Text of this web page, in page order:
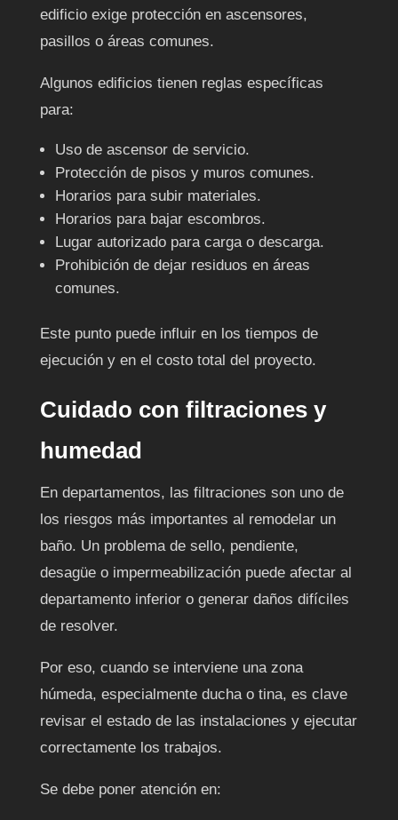
edificio exige protección en ascensores,
pasillos o áreas comunes.
Algunos edificios tienen reglas específicas
para:
Uso de ascensor de servicio.
Protección de pisos y muros comunes.
Horarios para subir materiales.
Horarios para bajar escombros.
Lugar autorizado para carga o descarga.
Prohibición de dejar residuos en áreas
comunes.
Este punto puede influir en los tiempos de
ejecución y en el costo total del proyecto.
Cuidado con filtraciones y
humedad
En departamentos, las filtraciones son uno de
los riesgos más importantes al remodelar un
baño. Un problema de sello, pendiente,
desagüe o impermeabilización puede afectar al
departamento inferior o generar daños difíciles
de resolver.
Por eso, cuando se interviene una zona
húmeda, especialmente ducha o tina, es clave
revisar el estado de las instalaciones y ejecutar
correctamente los trabajos.
Se debe poner atención en: